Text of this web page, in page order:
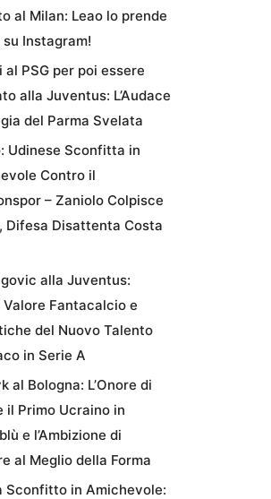
al Milan: Leao lo prende
su Instagram!
al PSG per poi essere
alla Juventus: L’Audace
del Parma Svelata
Udinese Sconfitta in
Contro il
– Zaniolo Colpisce
Difesa Disattenta Costa
alla Juventus:
Valore Fantacalcio e
del Nuovo Talento
in Serie A
al Bologna: L’Onore di
il Primo Ucraino in
e l’Ambizione di
al Meglio della Forma
Sconfitto in Amichevole: